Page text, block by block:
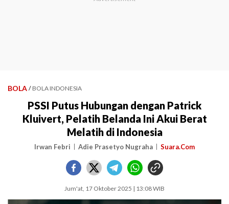
BOLA / BOLA INDONESIA
PSSI Putus Hubungan dengan Patrick
Kluivert, Pelatih Belanda Ini Akui Berat
Melatih di Indonesia
Irwan Febri Adie Prasetyo Nugraha Suara.Com
Jum'at, 17 Oktober 2025 | 13:08 WIB